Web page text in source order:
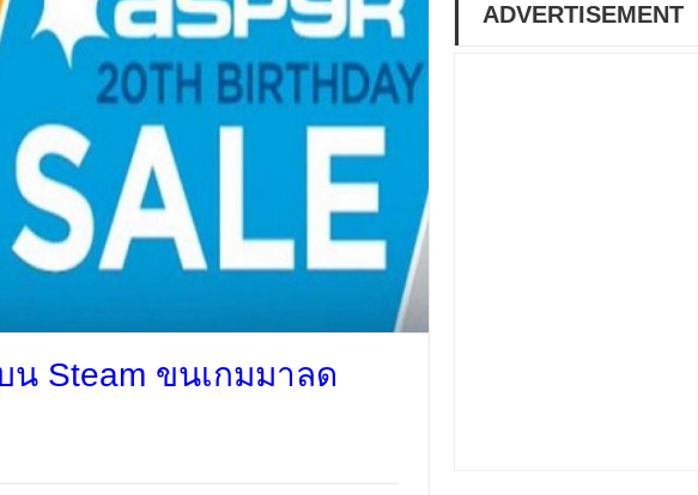
น Steam ขนเกมมาลด
ADVERTISEMENT